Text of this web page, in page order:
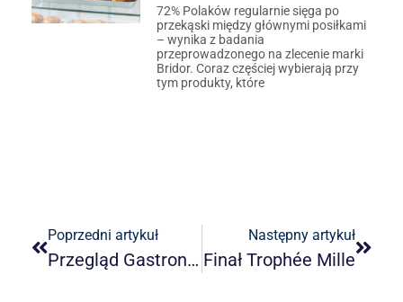
72% Polaków regularnie sięga po
przekąski między głównymi posiłkami
– wynika z badania
przeprowadzonego na zlecenie marki
Bridor. Coraz częściej wybierają przy
tym produkty, które
Poprzedni artykuł
Przegląd Gastronomiczny 02/2025
Następny artykuł
Finał Trophée Mille